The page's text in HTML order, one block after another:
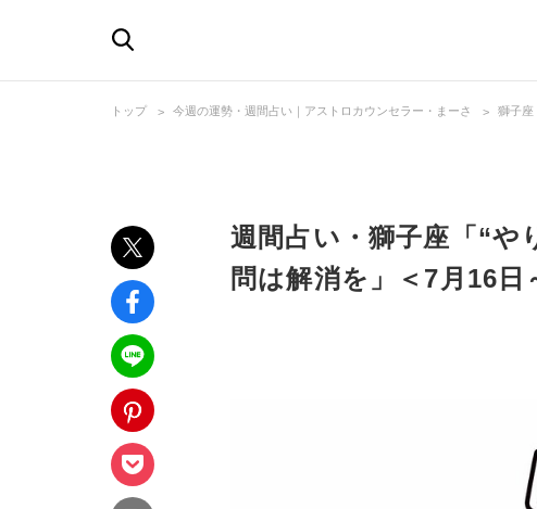
トップ 今週の運勢・週間占い｜アストロカウンセラー・まーさ 獅子座
週間占い・獅子座「“や
問は解消を」＜7月16日